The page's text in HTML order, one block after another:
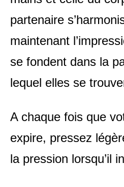
partenaire
maintenant
se fondent dans la
lequel elles se
A chaque fois que
expire, pressez
la pression lorsqu’il